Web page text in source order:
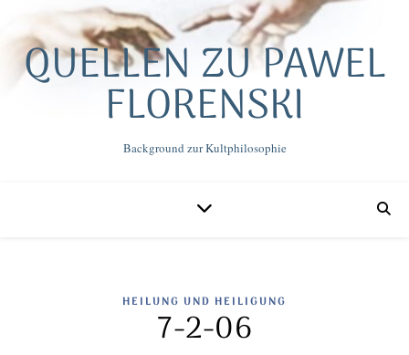
QUELLEN ZU PAWEL
FLORENSKI
Background zur Kultphilosophie
HEILUNG UND HEILIGUNG
7-2-06